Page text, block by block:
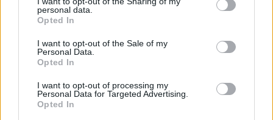
grant or deny consent to Google and its third-party tags to
use your data for below specified purposes in below Google
consent section.
personal data.
Opted In
I want to opt-out of the Sale of my
Personal Data.
Opted In
I want to opt-out of processing my
Personal Data for Targeted Advertising.
Opted In
csomagtartóban. Egy egyszerű, csavarkulcsokból,
indítókábelből, csavarokból és emelőből álló készlet
lehetővé teszi, hogy a helyszínen elvégezze a kisebb
javításokat, és megspórolja a drága vontatóautó